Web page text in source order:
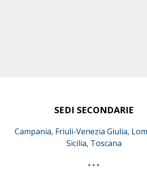
SEDI SECONDARIE
Campania, Friuli-Venezia Giulia,
Sicilia, Toscana
* * *